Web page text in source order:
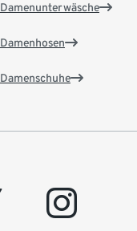
Damenunterwäsche
Damenhosen
Damenschuhe
instagram